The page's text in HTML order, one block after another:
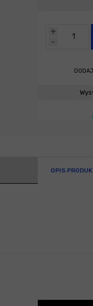
-
+
OPIS